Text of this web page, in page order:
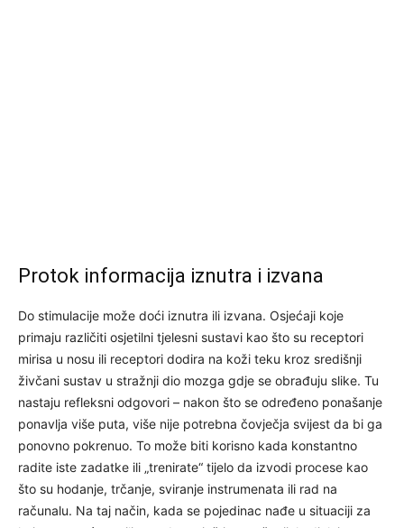
Protok informacija iznutra i izvana
Do stimulacije može doći iznutra ili izvana. Osjećaji koje
primaju različiti osjetilni tjelesni sustavi kao što su receptori
mirisa u nosu ili receptori dodira na koži teku kroz središnji
živčani sustav u stražnji dio mozga gdje se obrađuju slike. Tu
nastaju refleksni odgovori – nakon što se određeno ponašanje
ponavlja više puta, više nije potrebna čovječja svijest da bi ga
ponovno pokrenuo. To može biti korisno kada konstantno
radite iste zadatke ili „trenirate“ tijelo da izvodi procese kao
što su hodanje, trčanje, sviranje instrumenata ili rad na
računalu. Na taj način, kada se pojedinac nađe u situaciji za